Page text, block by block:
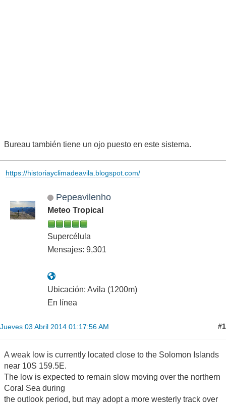
Bureau también tiene un ojo puesto en este sistema.
https://historiayclimadeavila.blogspot.com/
Pepeavilenho
Meteo Tropical
Supercélula
Mensajes: 9,301
Ubicación: Avila (1200m)
En línea
Jueves 03 Abril 2014 01:17:56 AM #1
A weak low is currently located close to the Solomon Islands
near 10S 159.5E.
The low is expected to remain slow moving over the northern
Coral Sea during
the outlook period, but may adopt a more westerly track over